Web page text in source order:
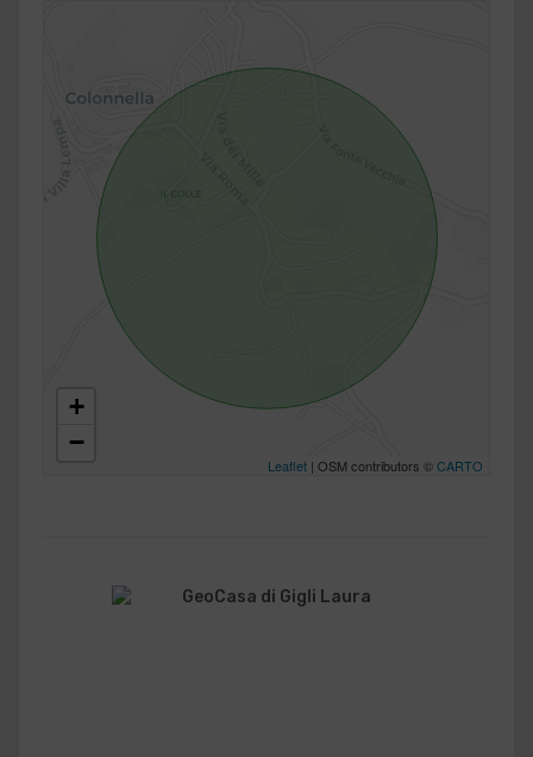
+
−
Leaflet | OSM contributors ©CARTO